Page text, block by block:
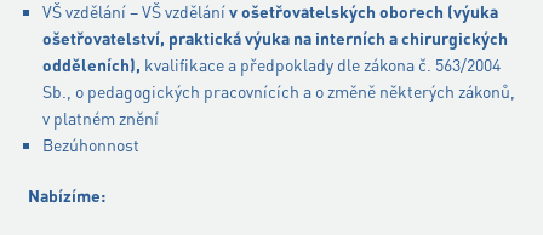
VŠ vzdělání – VŠ vzdělánív ošetřovatelských oborech (výuka
ošetřovatelství, praktická výuka na interních a chirurgických
odděleních), kvalifikace a předpoklady dle zákona č. 563/2004
Sb., o pedagogických pracovnících a o změně některých zákonů,
v platném znění
Bezúhonnost
Nabízíme: